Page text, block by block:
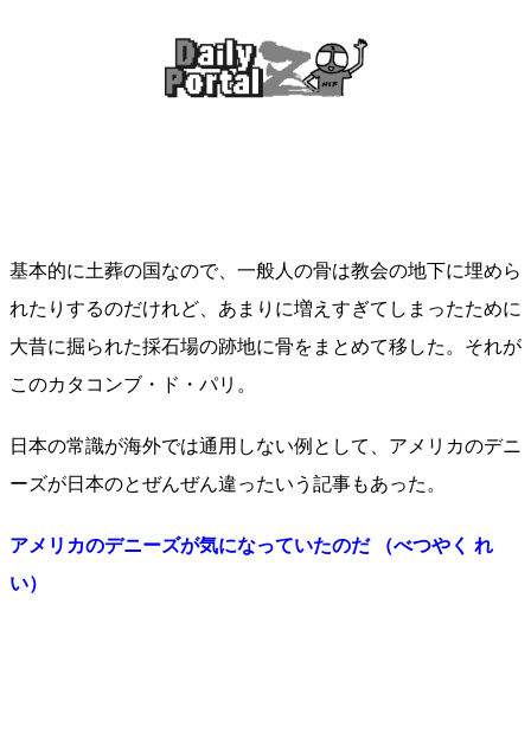
基本的に土葬の国なので、一般人の骨は教会の地下に埋めら
れたりするのだけれど、あまりに増えすぎてしまったために
大昔に掘られた採石場の跡地に骨をまとめて移した。それが
このカタコンブ・ド・パリ。
日本の常識が海外では通用しない例として、アメリカのデニ
ーズが日本のとぜんぜん違ったいう記事もあった。
アメリカのデニーズが気になっていたのだ （べつやく れ
い）